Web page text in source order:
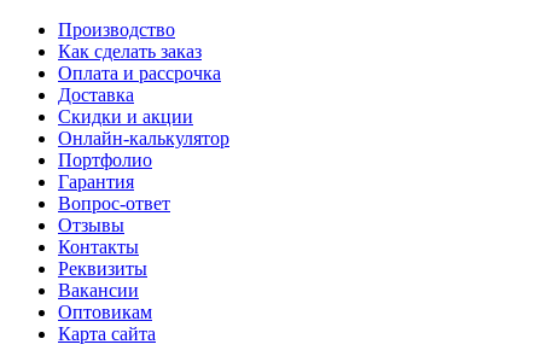
Производство
Как сделать заказ
Оплата и рассрочка
Доставка
Скидки и акции
Онлайн-калькулятор
Портфолио
Гарантия
Вопрос-ответ
Отзывы
Контакты
Реквизиты
Вакансии
Оптовикам
Карта сайта